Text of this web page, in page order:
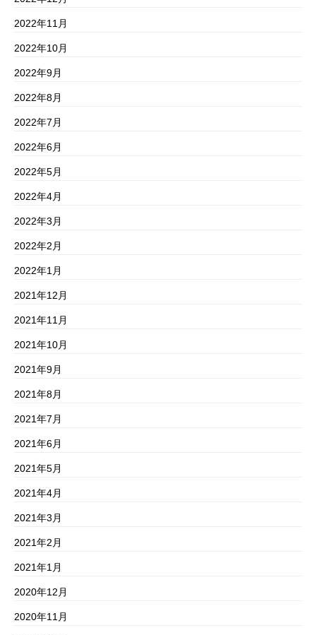
2022年11月
2022年10月
2022年9月
2022年8月
2022年7月
2022年6月
2022年5月
2022年4月
2022年3月
2022年2月
2022年1月
2021年12月
2021年11月
2021年10月
2021年9月
2021年8月
2021年7月
2021年6月
2021年5月
2021年4月
2021年3月
2021年2月
2021年1月
2020年12月
2020年11月